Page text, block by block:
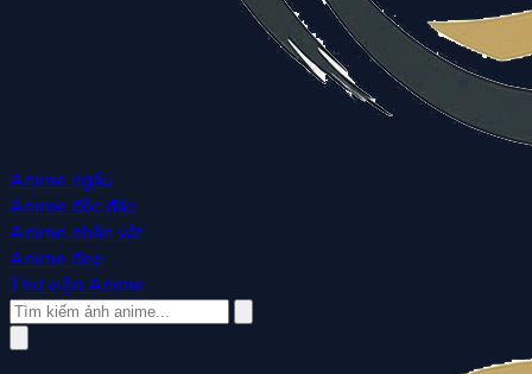
Anime ngầu
Anime độc đáo
Anime nhân vật
Anime đẹp
Thư viện Anime